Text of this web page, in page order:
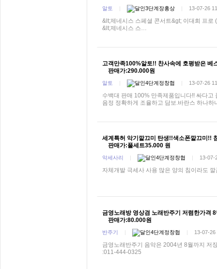
알토 | 장홍상 | 13-07-26
&lt;제네시스 스페셜 콘서트&gt; 이대희 프
&lt;제네시스 스…
고객만족100%알토!! 찬사속에 호평받은
판매가:290.000원
알토 | 정창협 | 13-07-26
수백대 판매 100% 만족제품입니다!! 싸다
음정 정확하게 조율하고 담보.바란스 하나
세계특허 악기깔끄미 탄생!!색소폰깔끄미!!
판매가:풀세트35.000 원
악세사리 | 정창협 | 13-07-
자체개발 극세사 사용 많은 양의 침이라도
금영노래방 영상겸 노래반주기 저렴한가격
판매가:80.000원
반주기 | 정창협 | 13-07-26
금영노래반주기 음악은 2004년 8월까지 저
:011-444-0325